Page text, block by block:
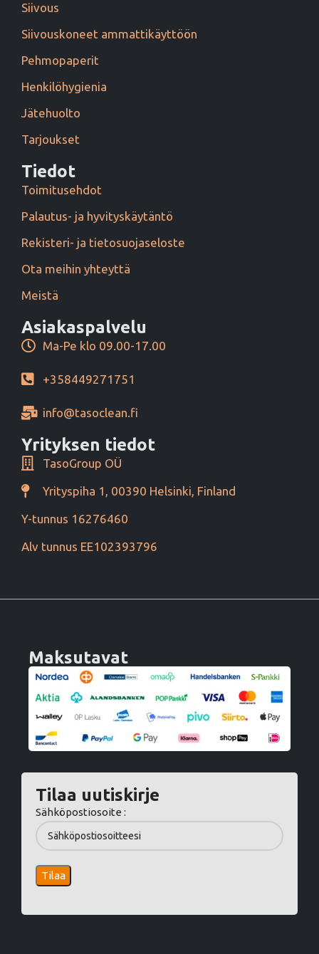
Siivous
Siivouskoneet ammattikäyttöön
Pehmopaperit
Henkilöhygienia
Jätehuolto
Tarjoukset
Tiedot
Toimitusehdot
Palautus- ja hyvityskäytäntö
Rekisteri- ja tietosuojaseloste
Ota meihin yhteyttä
Meistä
Asiakaspalvelu
Ma-Pe klo 09.00-17.00
+358449271751
info@tasoclean.fi
Yrityksen tiedot
TasoGroup OÜ
Yrityspiha 1, 00390 Helsinki, Finland
Y-tunnus 16276460
Alv tunnus EE102393796
Maksutavat
Tilaa uutiskirje
Sähköpostiosoite :